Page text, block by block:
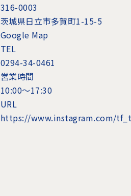
316-0003
茨城県日立市多賀町1-15-5
Google Map
TEL
0294-34-0461
営業時間
10:00〜17:30
URL
https://www.instagram.com/